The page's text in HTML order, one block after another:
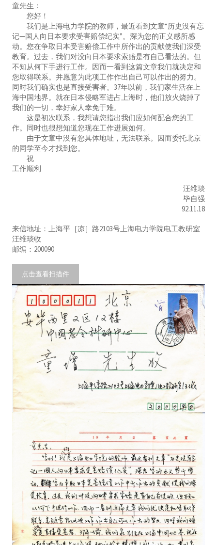
童先生：
您好！
我们是上海电力学院的教师，最近看到文章“历史没有忘
记—国人向日本要求受害赔偿纪实”。深为您的正义感所感
动。您在争取日本受害赔偿工作中所作出的贡献使我们深受
教育。过去，我们对没向日本要求索赔是有自己看法的。但
不知从何下手进行工作。因而一看到这篇文章我们就决定和
您取得联系。并愿意为此项工作作出自己可以作出的努力。
同时我们确实也是直接受害者。37年以前，我们家生活在上
海中国地界。就在日本侵略军进占上海时，他们放火烧掉了
我们的一切，幸好家人幸免于难。
这是初次联系，我想请您指出我们应如何配合您的工
作。同时也很想知道您现在工作进展如何。
由于文章中没有您具体地址，无法联系。因而委托北京
的同学至今才找到您。
祝
工作顺利
汪维琰
毕自强
92.11.18
来信地址：上海平［凉］路2103号上海电力学院电工教研室
汪维琰收
邮编：200090